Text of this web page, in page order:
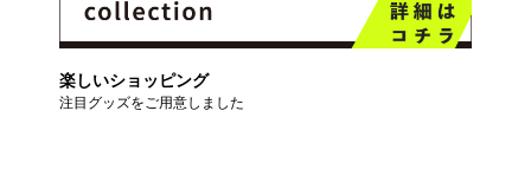
楽しいショッピング
注目グッズをご用意しました